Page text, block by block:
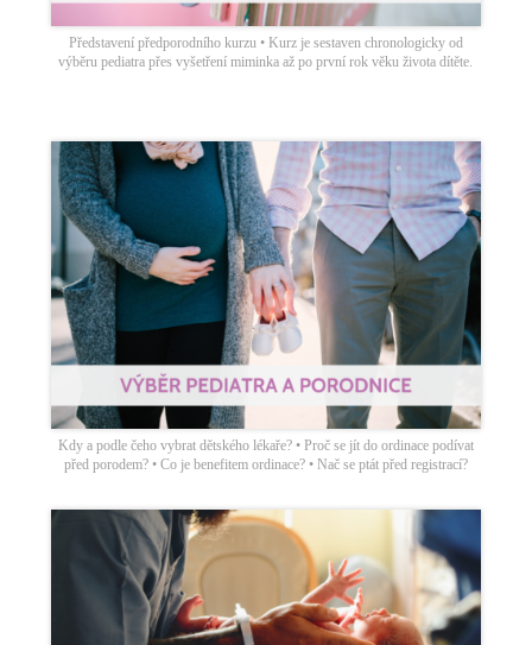
Představení předporodního kurzu • Kurz je sestaven chronologicky od
výběru pediatra přes vyšetření miminka až po první rok věku života dítěte.
Kdy a podle čeho vybrat dětského lékaře? • Proč se jít do ordinace podívat
před porodem? • Co je benefitem ordinace? • Nač se ptát před registrací?